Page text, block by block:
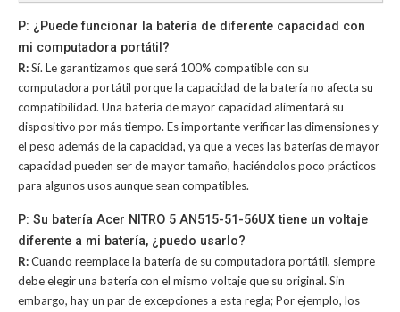
P: ¿Puede funcionar la batería de diferente capacidad con
mi computadora portátil?
R:Sí. Le garantizamos que será 100% compatible con su
computadora portátil porque la capacidad de la batería no afecta su
compatibilidad. Una batería de mayor capacidad alimentará su
dispositivo por más tiempo. Es importante verificar las dimensiones y
el peso además de la capacidad, ya que a veces las baterías de mayor
capacidad pueden ser de mayor tamaño, haciéndolos poco prácticos
para algunos usos aunque sean compatibles.
P: Su batería Acer NITRO 5 AN515-51-56UX tiene un voltaje
diferente a mi batería, ¿puedo usarlo?
R:Cuando reemplace la batería de su computadora portátil, siempre
debe elegir una batería con el mismo voltaje que su original. Sin
embargo, hay un par de excepciones a esta regla; Por ejemplo, los